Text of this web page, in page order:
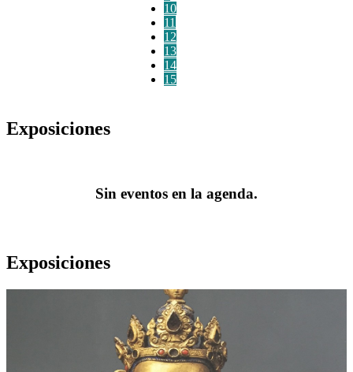
10
11
12
13
14
15
Exposiciones
Sin eventos en la agenda.
Exposiciones